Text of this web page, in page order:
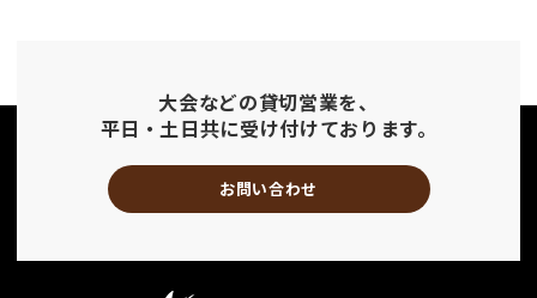
大会などの貸切営業を、
平日・土日共に受け付けております。
お問い合わせ